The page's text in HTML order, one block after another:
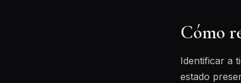
Cómo
Identificar a
estado